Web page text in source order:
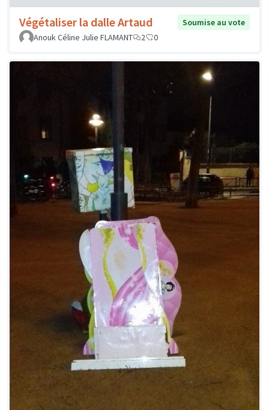
Végétaliser la dalle Artaud
Soumise au vote
Anouk Céline Julie FLAMANT
2 0